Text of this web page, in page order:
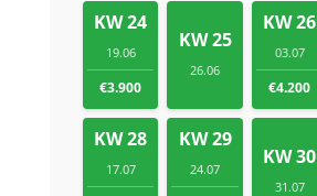
KW 24
19.06
€3.900
KW 25
26.06
KW 26
03.07
€4.200
KW 28
17.07
KW 29
24.07
KW 30
31.07